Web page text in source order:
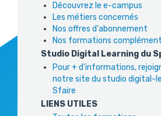
Découvrez le e-campus
Les métiers concernés
Nos offres d'abonnement
Nos formations
Studio Digital Learning du
Pour + d'informations,
notre site du studio digital-
Sfaire
LIENS UTILES